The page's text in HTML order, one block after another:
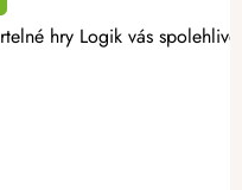
hry Logik vás